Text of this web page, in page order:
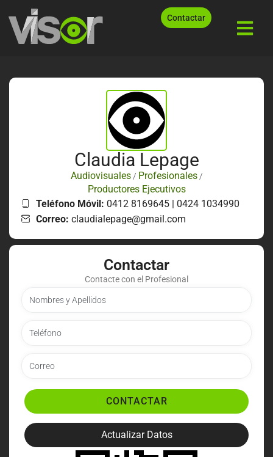
Contactar
Claudia Lepage
Audiovisuales/ Profesionales/
Productores Ejecutivos
Teléfono Móvil: 0412 8169645 | 0424 1034990
Correo: claudialepage@gmail.com
Contactar
Contacte con el Profesional
CONTACTAR
Actualizar Datos